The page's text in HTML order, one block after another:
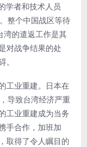
学者和技术人员
整个中国战区等待
湾的遣返工作是其
对战争结果的处
工业重建。日本在
导致台湾经济严重
工业重建成为当务
手合作，加班加
取得了令人瞩目的